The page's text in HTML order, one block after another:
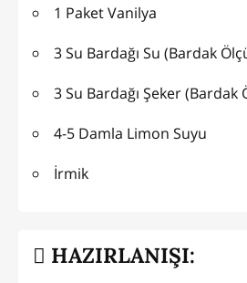
1 Paket Vanilya
3 Su Bardağı Su (Bardak
3 Su Bardağı Şeker (Bardak
4-5 Damla Limon Suyu
İrmik
HAZIRLANIŞI: